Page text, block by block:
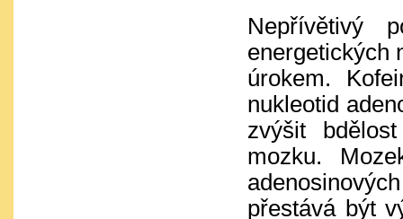
energetických
úrokem.
nukleotid
zvýšit
mozku.
přestává být